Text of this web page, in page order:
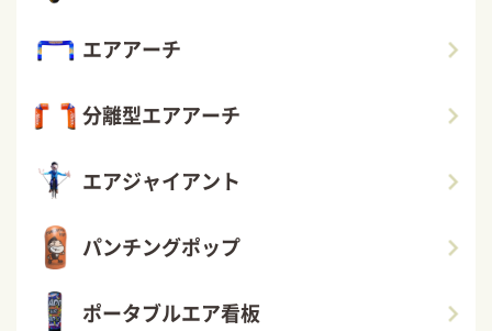
エアアーチ
分離型エアアーチ
エアジャイアント
パンチングポップ
ポータブルエア看板